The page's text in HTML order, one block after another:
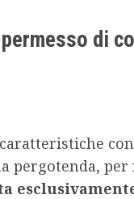
di
pergotenda,